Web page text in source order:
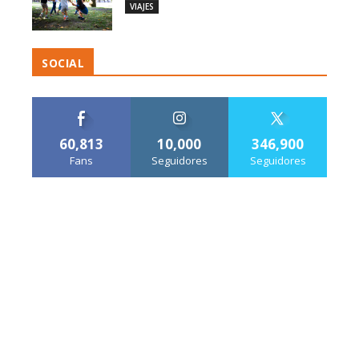
VIAJES
SOCIAL
60,813
Fans
10,000
Seguidores
346,900
Seguidores